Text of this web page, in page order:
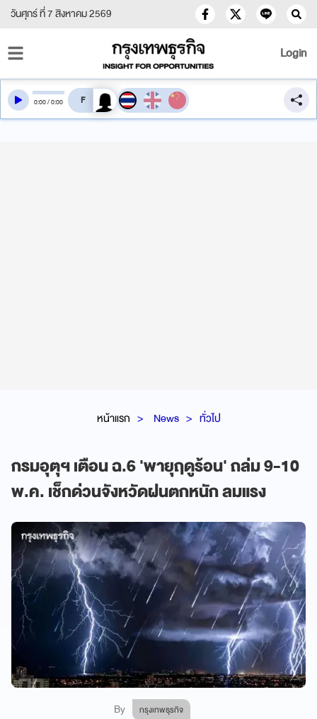
วันศุกร์ ที่ 7 สิงหาคม 2569
Login
หน้าแรก News ทั่วไป
กรมอุตุฯ เตือน ฉ.6 'พายุฤดูร้อน' ถล่ม 9-10
พ.ค. เช็กด่วนจังหวัดฝนตกหนัก ลมแรง
By กรุงเทพธุรกิจ
0:00/0:00 สลับเสียงอ่าน